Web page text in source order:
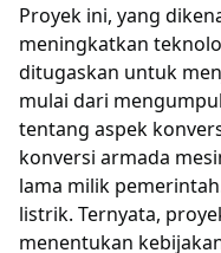
Proyek ini, yang
meningkatkan
ditugaskan untuk
mulai dari
tentang aspek
konversi armada
lama milik
listrik. Ternyata,
menentukan